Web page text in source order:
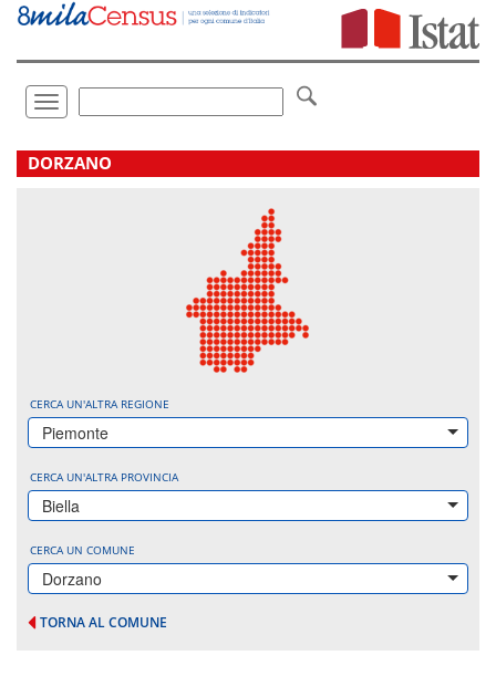
Vai
direttamente
Toggle
navigation
.
DORZANO
CERCA UN'ALTRA REGIONE
Piemonte
CERCA UN'ALTRA PROVINCIA
Biella
CERCA UN COMUNE
Dorzano
TORNA AL COMUNE